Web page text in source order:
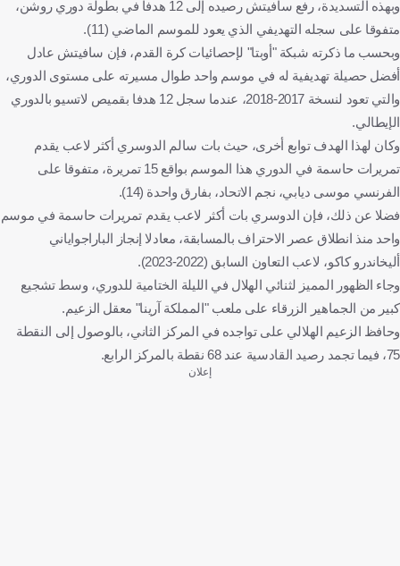
وبهذه التسديدة، رفع سافيتش رصيده إلى 12 هدفا في بطولة دوري روشن،
متفوقا على سجله التهديفي الذي يعود للموسم الماضي (11).
وبحسب ما ذكرته شبكة "أوبتا" لإحصائيات كرة القدم، فإن سافيتش عادل
أفضل حصيلة تهديفية له في موسم واحد طوال مسيرته على مستوى الدوري،
والتي تعود لنسخة 2017-2018، عندما سجل 12 هدفا بقميص لاتسيو بالدوري
الإيطالي.
وكان لهذا الهدف توابع أخرى، حيث بات سالم الدوسري أكثر لاعب يقدم
تمريرات حاسمة في الدوري هذا الموسم بواقع 15 تمريرة، متفوقا على
الفرنسي موسى ديابي، نجم الاتحاد، بفارق واحدة (14).
فضلا عن ذلك، فإن الدوسري بات أكثر لاعب يقدم تمريرات حاسمة في موسم
واحد منذ انطلاق عصر الاحتراف بالمسابقة، معادلا إنجاز الباراجواياني
أليخاندرو كاكو، لاعب التعاون السابق (2022-2023).
وجاء الظهور المميز لثنائي الهلال في الليلة الختامية للدوري، وسط تشجيع
كبير من الجماهير الزرقاء على ملعب "المملكة آرينا" معقل الزعيم.
وحافظ الزعيم الهلالي على تواجده في المركز الثاني، بالوصول إلى النقطة
75، فيما تجمد رصيد القادسية عند 68 نقطة بالمركز الرابع.
إعلان